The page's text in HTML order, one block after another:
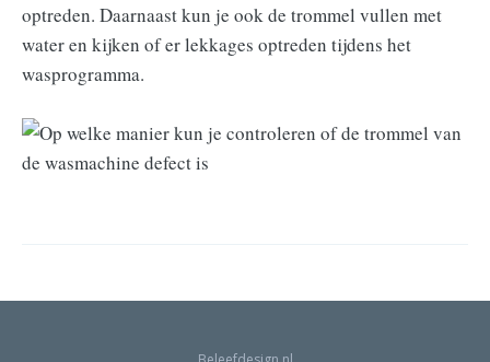
optreden. Daarnaast kun je ook de trommel vullen met
water en kijken of er lekkages optreden tijdens het
wasprogramma.